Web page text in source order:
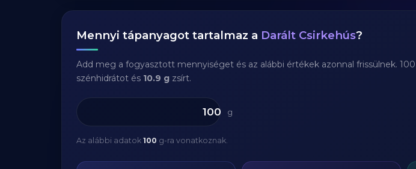
Mennyi tápanyagot tartalmaz a Darált Csirkehús?
Add meg a fogyasztott mennyiséget és az alábbi értékek azonnal frissülnek.
szénhidrátot és 10.9 g zsírt.
g
Az alábbi adatok 100 g-ra vonatkoznak.